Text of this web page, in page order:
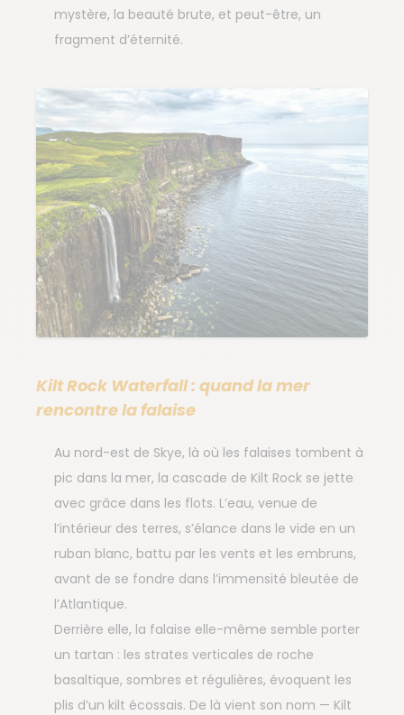
mystère, la beauté brute, et peut-être, un
fragment d’éternité.
Kilt Rock Waterfall : quand la mer
rencontre la falaise
Au nord-est de Skye, là où les falaises tombent à
pic dans la mer, la cascade de Kilt Rock se jette
avec grâce dans les flots. L’eau, venue de
l’intérieur des terres, s’élance dans le vide en un
ruban blanc, battu par les vents et les embruns,
avant de se fondre dans l’immensité bleutée de
l’Atlantique.
Derrière elle, la falaise elle-même semble porter
un tartan : les strates verticales de roche
basaltique, sombres et régulières, évoquent les
plis d’un kilt écossais. De là vient son nom — Kilt